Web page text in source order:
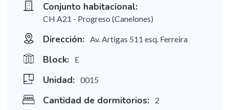
Conjunto habitacional:
CH A21 - Progreso (Canelones)
Dirección: Av. Artigas 511 esq. Ferreira
Block: E
Unidad: 0015
Cantidad de dormitorios: 2